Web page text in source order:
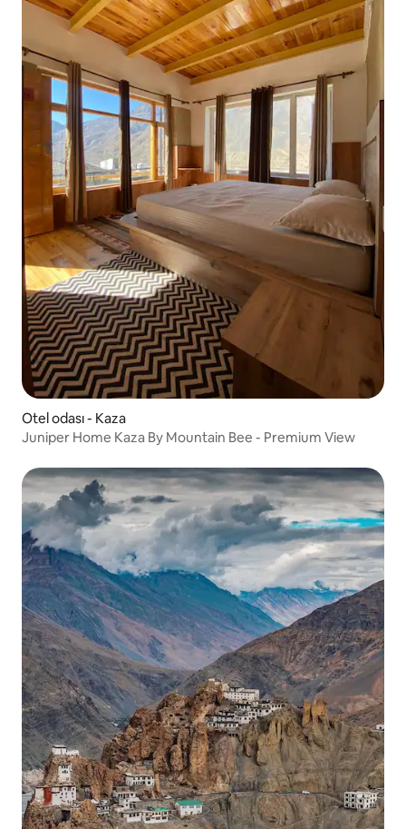
Otel odası - Kaza
Juniper Home Kaza By Mountain Bee - Premium View